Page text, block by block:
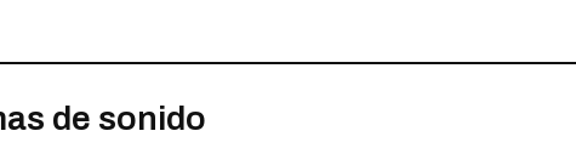
de sonido